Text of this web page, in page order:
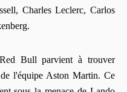
Charles Leclerc, Carlos
Bull parvient à trouver
l'équipe Aston Martin. Ce